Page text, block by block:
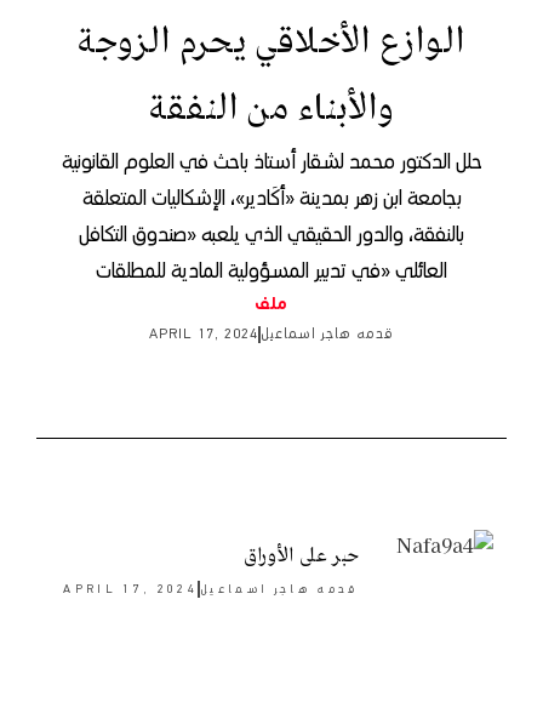
الوازع الأخلاقي يحرم الزوجة
والأبناء من النفقة
حلل الدكتور محمد لشقار أستاذ باحث في العلوم القانونية
بجامعة ابن زهر بمدينة «أكَادير»، الإشكاليات المتعلقة
بالنفقة، والدور الحقيقي الذي يلعبه «صندوق التكافل
العائلي «في تدبير المسؤولية المادية للمطلقات
ملف
قدمه هاجر اسماعيل APRIL 17, 2024
حبر على الأوراق
قدمه هاجر اسماعيل APRIL 17, 2024